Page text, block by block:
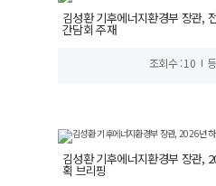
김성환 기후에너지환경부 장관,
간담회 주재
조회수 : 10
김성환 기후에너지환경부 장관,
획 브리핑